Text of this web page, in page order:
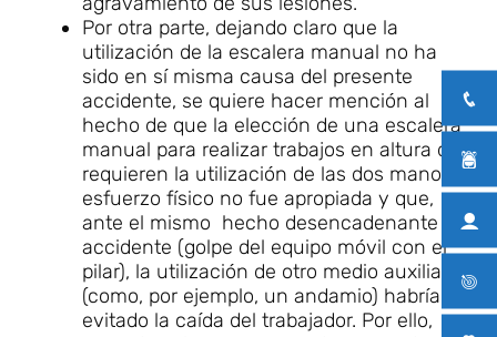
Por otra parte, dejando claro que la
utilización de la escalera manual no ha
sido en sí misma causa del presente
accidente, se quiere hacer mención al
hecho de que la elección de una escalera
manual para realizar trabajos en altura que
requieren la utilización de las dos manos y
esfuerzo físico no fue apropiada y que,
ante el mismo hecho desencadenante del
accidente (golpe del equipo móvil con el
pilar), la utilización de otro medio auxiliar
(como, por ejemplo, un andamio) habría
evitado la caída del trabajador. Por ello,